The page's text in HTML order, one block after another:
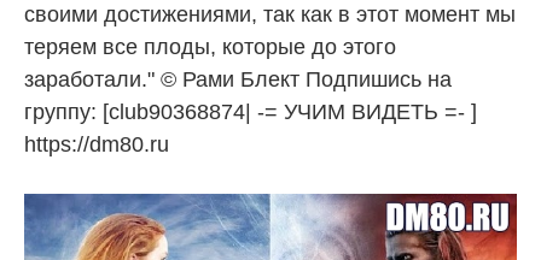
своими достижениями, так как в этот момент мы
теряем все плоды, которые до этого
заработали." © Рами Блект Подпишись на
группу: [club90368874| -= УЧИМ ВИДЕТЬ =- ]
https://dm80.ru